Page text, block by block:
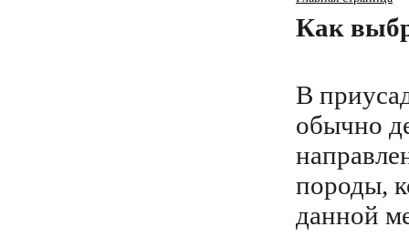
Как
В
обычно
породы,
данной